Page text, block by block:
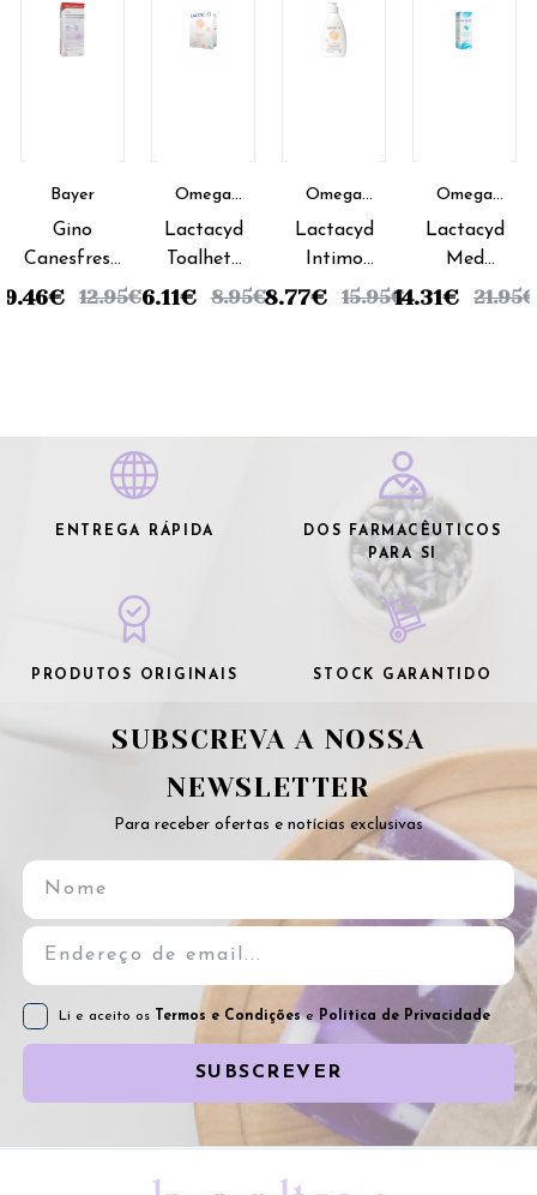
Bayer
Gino
Canesfresh
Gel Íntimo
9.46€ 12.95€
Omega
Pharma
Lactacyd
Toalhete
Higiene
6.11€ 8.95€
Omega
Pharma
Lactacyd
Intimo
Emulsão
8.77€ 15.95€
Omega
Pharma
Lactacyd
Med
Sabonete
14.31€ 21.95€
ENTREGA RÁPIDA
DOS FARMACÊUTICOS
PARA SI
PRODUTOS ORIGINAIS STOCK GARANTIDO
SUBSCREVA A NOSSA
NEWSLETTER
Para receber ofertas e notícias exclusivas
Li e aceito os Termos e Condiçõese Política de Privacidade
SUBSCREVER